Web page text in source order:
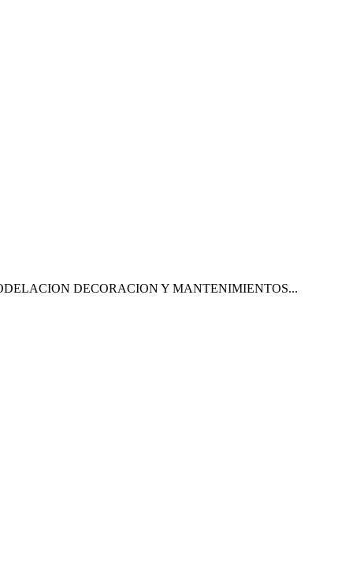
DECORACION Y MANTENIMIENTOS...